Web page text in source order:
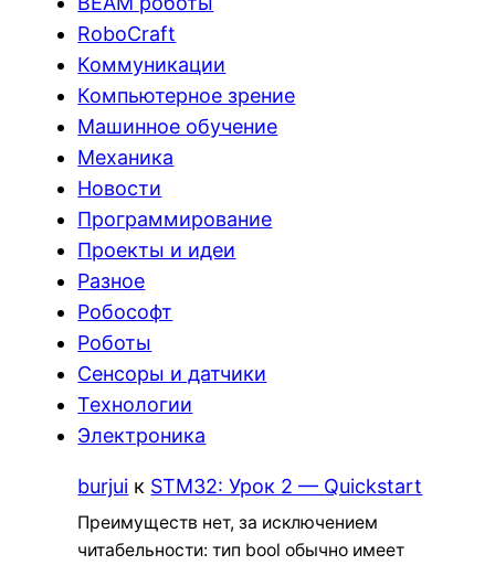
RoboCraft
Коммуникации
Компьютерное зрение
Машинное обучение
Механика
Новости
Программирование
Проекты и идеи
Разное
Робософт
Роботы
Сенсоры и датчики
Технологии
Электроника
burjui к STM32: Урок 2 — Quickstart
Преимуществ нет, за исключением
читабельности: тип bool обычно имеет